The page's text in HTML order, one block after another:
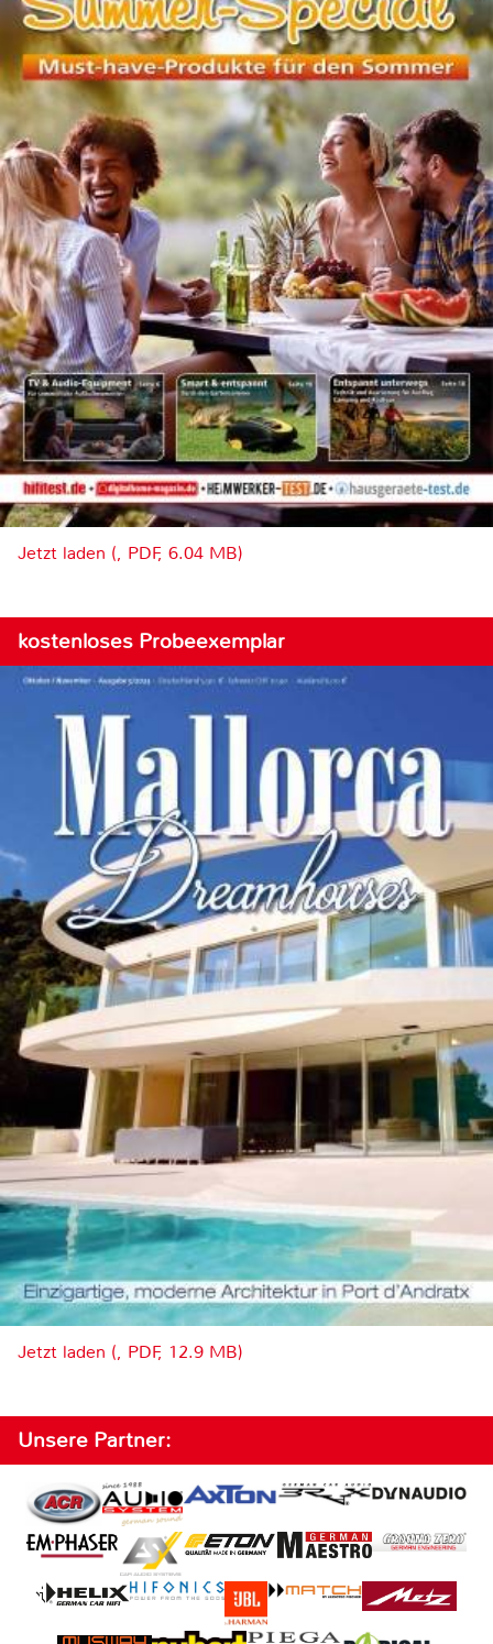
Jetzt laden (, PDF, 6.04 MB)
kostenloses Probeexemplar
Jetzt laden (, PDF, 12.9 MB)
Unsere Partner: